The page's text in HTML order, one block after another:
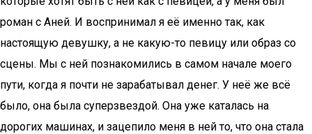
роман с Аней. И воспринимал я её именно так, как
настоящую девушку, а не какую-то певицу или образ со
сцены. Мы с ней познакомились в самом начале моего
пути, когда я почти не зарабатывал денег. У неё же всё
было, она была суперзвездой. Она уже каталась на
дорогих машинах, и зацепило меня в ней то, что она стала